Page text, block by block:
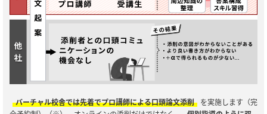
バーチャル校舎では先着でプロ講師による口頭論文添削
を実施します（完